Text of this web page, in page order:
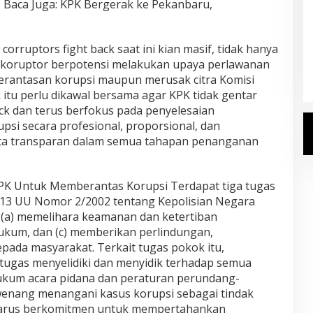
Juga: KPK Bergerak ke Pekanbaru,
fight back saat ini kian masif, tidak hanya
berpotensi melakukan upaya perlawanan
korupsi maupun merusak citra Komisi
perlu dikawal bersama agar KPK tidak gentar
dan terus berfokus pada penyelesaian
secara profesional, proporsional, dan
transparan dalam semua tahapan penanganan
Untuk Memberantas Korupsi Terdapat tiga tugas
UU Nomor 2/2002 tentang Kepolisian Negara
memelihara keamanan dan ketertiban
dan (c) memberikan perlindungan,
masyarakat. Terkait tugas pokok itu,
menyelidiki dan menyidik terhadap semua
acara pidana dan peraturan perundang-
menangani kasus korupsi sebagai tindak
berkomitmen untuk mempertahankan
Jemaah Haji 2027
Di Haji | Senin, 20 Juli 2026